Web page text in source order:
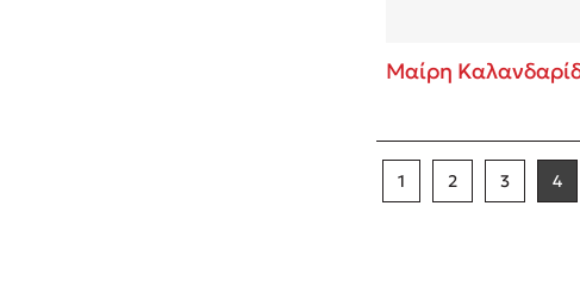
Μαίρη
1 2 3 4